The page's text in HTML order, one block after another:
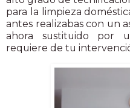
para la limpieza
antes realizabas con un
ahora sustituido por
requiere de tu